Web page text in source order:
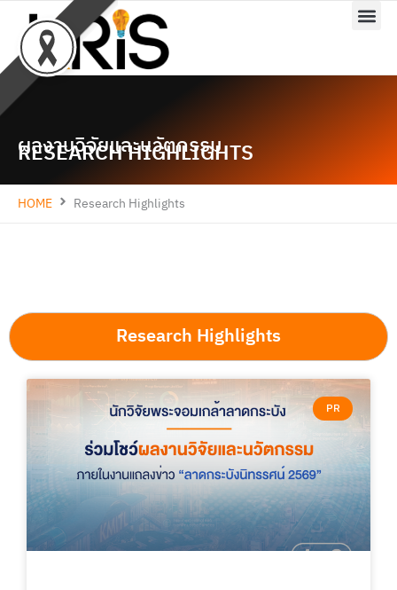
content
ผลงานวิจัยและนวัตกรรม
RESEARCH HIGHLIGHTS
HOME Research Highlights
Research Highlights
PR